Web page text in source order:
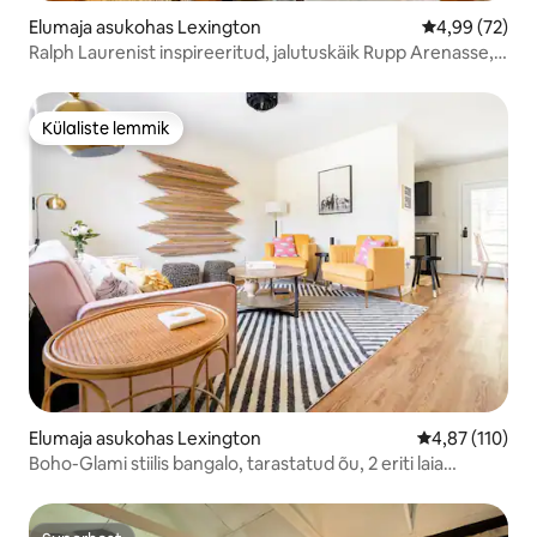
Elumaja asukohas Lexington Keskmine
4,99 (72)
Ralph Laurenist inspireeritud, jalutuskäik Rupp Arenasse,
Külaliste lemmik
Külaliste lemmik
Elumaja asukohas Lexington Keskmine
4,87 (110)
Boho-Glami stiilis bangalo, tarastatud õu, 2 eriti laia